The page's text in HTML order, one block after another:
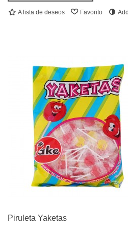
A lista de deseos Favorito
Piruleta Yaketas